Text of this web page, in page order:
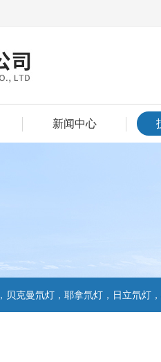
新闻中心
克曼氘灯，耶拿氘灯，日立氘灯